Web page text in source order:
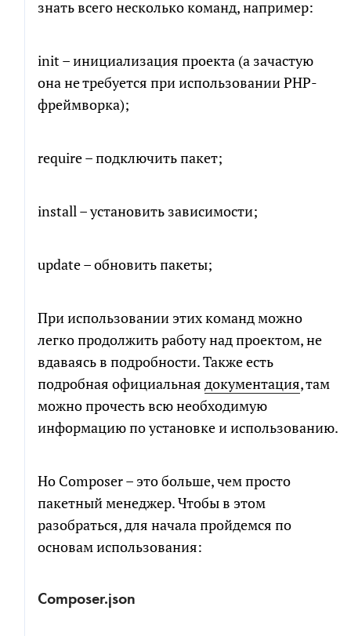
знать всего несколько команд, например:
init – инициализация проекта (а зачастую
она не требуется при использовании PHP-
фреймворка);
require – подключить пакет;
install – установить зависимости;
update – обновить пакеты;
При использовании этих команд можно
легко продолжить работу над проектом, не
вдаваясь в подробности. Также есть
подробная официальная документация, там
можно прочесть всю необходимую
информацию по установке и использованию.
Но Composer – это больше, чем просто
пакетный менеджер. Чтобы в этом
разобраться, для начала пройдемся по
основам использования:
Composer.json